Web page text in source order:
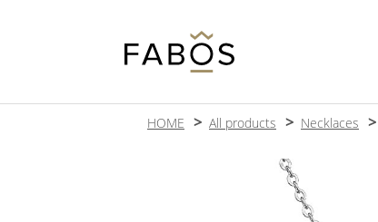
HOME All products Necklaces